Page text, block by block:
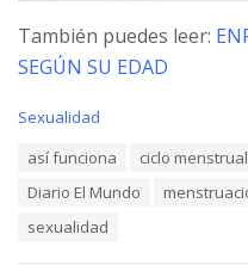
También puedes leer:
SEGÚN SU EDAD
C
Sexualidad
así funciona ciclo menstrual
Diario El Mundo
sexualidad